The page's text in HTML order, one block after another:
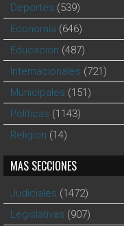
Deportes (539)
Economía (646)
Educación (487)
Internacionales (721)
Municipales (151)
Polìticas (1143)
Religion (14)
MAS SECCIONES
Judiciales (1472)
Legislativas (907)